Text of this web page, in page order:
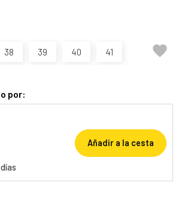
38 39 40 41 
por:
Añadir a la cesta